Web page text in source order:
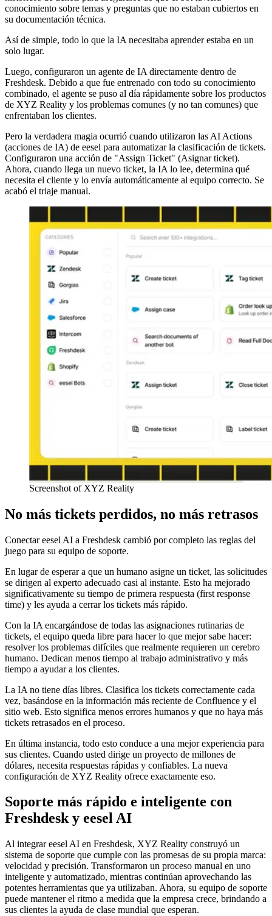
conocimiento sobre temas y preguntas que no estaban cubiertos en
su documentación técnica.
Así de simple, todo lo que la IA necesitaba aprender estaba en un
solo lugar.
Luego, configuraron un agente de IA directamente dentro de
Freshdesk. Debido a que fue entrenado con todo su conocimiento
combinado, el agente se puso al día rápidamente sobre los productos
de XYZ Reality y los problemas comunes (y no tan comunes) que
enfrentaban los clientes.
Pero la verdadera magia ocurrió cuando utilizaron las AI Actions
(acciones de IA) de eesel para automatizar la clasificación de tickets.
Configuraron una acción de "Assign Ticket" (Asignar ticket).
Ahora, cuando llega un nuevo ticket, la IA lo lee, determina qué
necesita el cliente y lo envía automáticamente al equipo correcto. Se
acabó el triaje manual.
Screenshot of XYZ Reality
No más tickets perdidos, no más retrasos
Conectar eesel AI a Freshdesk cambió por completo las reglas del
juego para su equipo de soporte.
En lugar de esperar a que un humano asigne un ticket, las solicitudes
se dirigen al experto adecuado casi al instante. Esto ha mejorado
significativamente su tiempo de primera respuesta (first response
time) y les ayuda a cerrar los tickets más rápido.
Con la IA encargándose de todas las asignaciones rutinarias de
tickets, el equipo queda libre para hacer lo que mejor sabe hacer:
resolver los problemas difíciles que realmente requieren un cerebro
humano. Dedican menos tiempo al trabajo administrativo y más
tiempo a ayudar a los clientes.
La IA no tiene días libres. Clasifica los tickets correctamente cada
vez, basándose en la información más reciente de Confluence y el
sitio web. Esto significa menos errores humanos y que no haya más
tickets retrasados en el proceso.
En última instancia, todo esto conduce a una mejor experiencia para
sus clientes. Cuando usted dirige un proyecto de millones de
dólares, necesita respuestas rápidas y confiables. La nueva
configuración de XYZ Reality ofrece exactamente eso.
Soporte más rápido e inteligente con
Freshdesk y eesel AI
Al integrar eesel AI en Freshdesk, XYZ Reality construyó un
sistema de soporte que cumple con las promesas de su propia marca:
velocidad y precisión. Transformaron un proceso manual en uno
inteligente y automatizado, mientras continúan aprovechando las
potentes herramientas que ya utilizaban. Ahora, su equipo de soporte
puede mantener el ritmo a medida que la empresa crece, brindando a
sus clientes la ayuda de clase mundial que esperan.